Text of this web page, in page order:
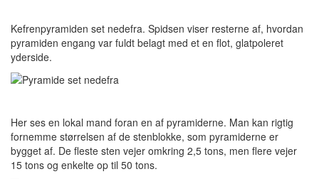
Kefrenpyramiden set nedefra. Spidsen viser resterne af, hvordan
pyramiden engang var fuldt belagt med et en flot, glatpoleret
yderside.
Her ses en lokal mand foran en af pyramiderne. Man kan rigtig
fornemme størrelsen af de stenblokke, som pyramiderne er
bygget af. De fleste sten vejer omkring 2,5 tons, men flere vejer
15 tons og enkelte op til 50 tons.